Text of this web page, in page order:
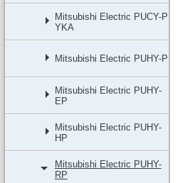
Mitsubishi Electric PUCY-P
YKA
Mitsubishi Electric PUHY-P
Mitsubishi Electric PUHY-
EP
Mitsubishi Electric PUHY-
HP
Mitsubishi Electric PUHY-
RP